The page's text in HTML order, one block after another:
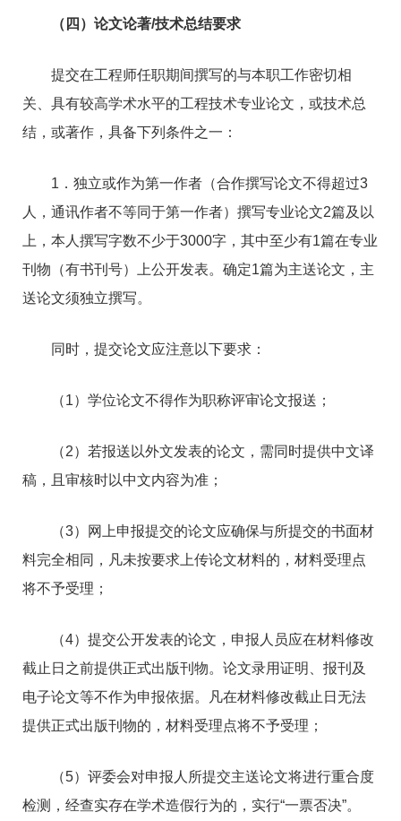
（四）论文论著/技术总结要求
提交在工程师任职期间撰写的与本职工作密切相
关、具有较高学术水平的工程技术专业论文，或技术总
结，或著作，具备下列条件之一：
1．独立或作为第一作者（合作撰写论文不得超过3
人，通讯作者不等同于第一作者）撰写专业论文2篇及以
上，本人撰写字数不少于3000字，其中至少有1篇在专业
刊物（有书刊号）上公开发表。确定1篇为主送论文，主
送论文须独立撰写。
同时，提交论文应注意以下要求：
（1）学位论文不得作为职称评审论文报送；
（2）若报送以外文发表的论文，需同时提供中文译
稿，且审核时以中文内容为准；
（3）网上申报提交的论文应确保与所提交的书面材
料完全相同，凡未按要求上传论文材料的，材料受理点
将不予受理；
（4）提交公开发表的论文，申报人员应在材料修改
截止日之前提供正式出版刊物。论文录用证明、报刊及
电子论文等不作为申报依据。凡在材料修改截止日无法
提供正式出版刊物的，材料受理点将不予受理；
（5）评委会对申报人所提交主送论文将进行重合度
检测，经查实存在学术造假行为的，实行“一票否决”。